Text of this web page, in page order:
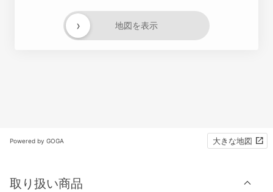
地図を表示
›
Powered by GOGA 大きな地図
取り扱い商品